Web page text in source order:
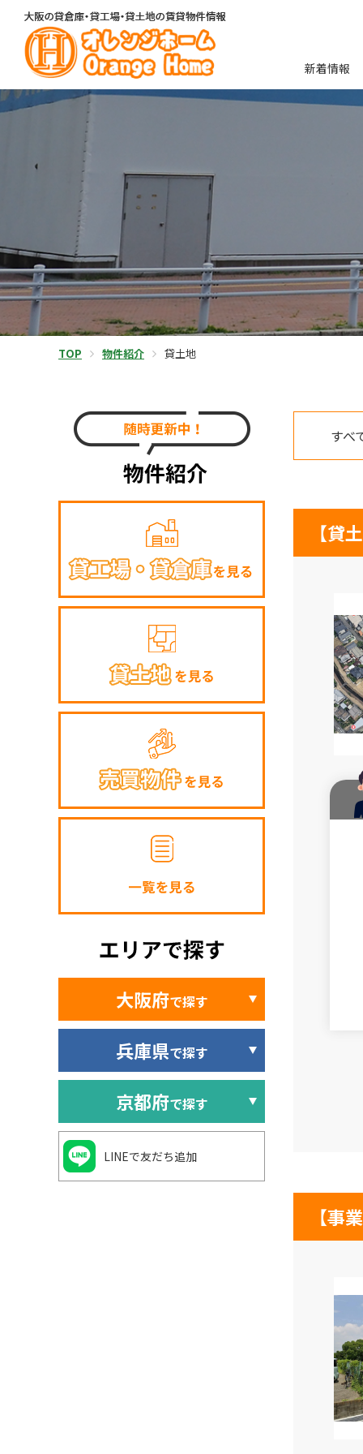
新着情報
TOP 物件紹介 貸土地
すべ
【貸
【事
大阪府で探す
兵庫県で探す
京都府で探す
LINEで友だち追加